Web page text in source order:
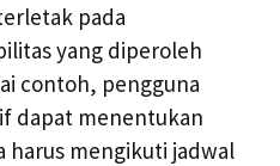
pada
yang diperoleh
contoh, pengguna
dapat menentukan
mengikuti jadwal